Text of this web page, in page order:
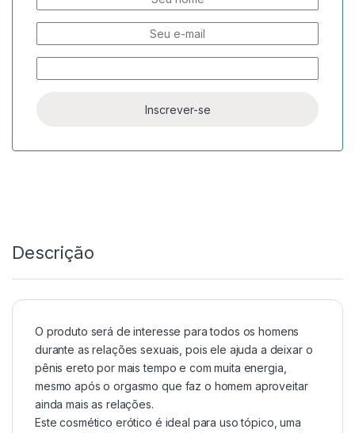
Descrição
O produto será de interesse para todos os homens
durante as relações sexuais, pois ele ajuda a deixar o
pênis ereto por mais tempo e com muita energia,
mesmo após o orgasmo que faz o homem aproveitar
ainda mais as relações.
Este cosmético erótico é ideal para uso tópico, uma